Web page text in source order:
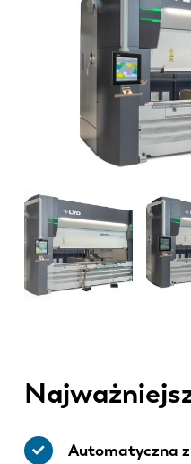
Automatyczna